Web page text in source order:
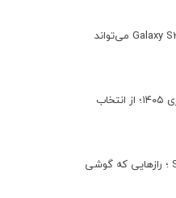
چگونه گوشی Galaxy S26 Ultra می‌تواند
راهنمای جامع کولر گازی ۱۴۰۵؛ از انتخاب
قابلیت‌های قلم S Pen ؛ رازهایی که گوشی